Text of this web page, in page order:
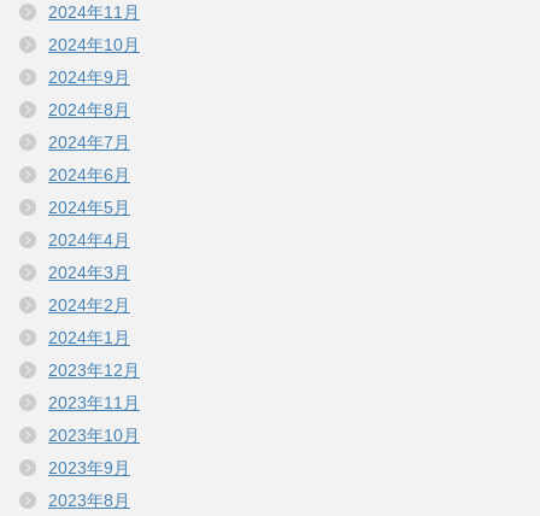
2024年11月
2024年10月
2024年9月
2024年8月
2024年7月
2024年6月
2024年5月
2024年4月
2024年3月
2024年2月
2024年1月
2023年12月
2023年11月
2023年10月
2023年9月
2023年8月